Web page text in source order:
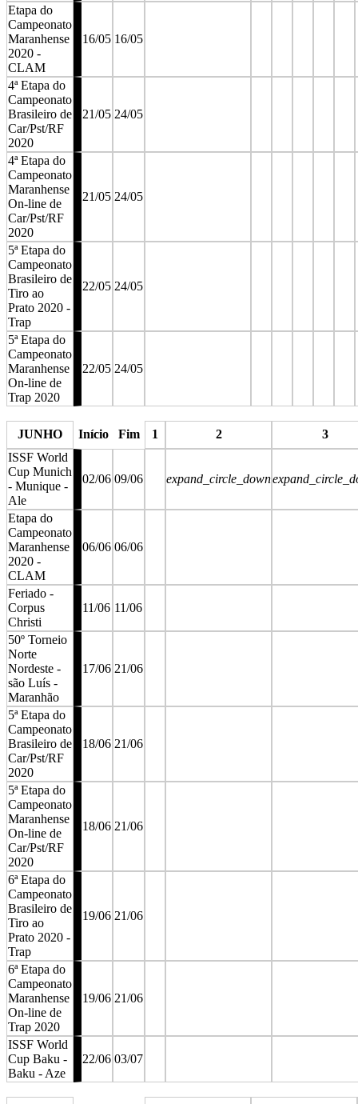
Etapa do
Campeonato
Maranhense
2020 -
CLAM
16/05 16/05
4ª Etapa do
Campeonato
Brasileiro de
Car/Pst/RF
2020
21/05 24/05
4ª Etapa do
Campeonato
Maranhense
On-line de
Car/Pst/RF
2020
21/05 24/05
5ª Etapa do
Campeonato
Brasileiro de
Tiro ao
Prato 2020 -
Trap
22/05 24/05
5ª Etapa do
Campeonato
Maranhense
On-line de
Trap 2020
22/05 24/05
JUNHO
Início Fim 1 2
3
ISSF World
Cup Munich
- Munique -
Ale
02/06 09/06 expand_circle_down
Etapa do
Campeonato
Maranhense
2020 -
CLAM
06/06 06/06
Feriado -
Corpus
Christi
11/06 11/06
50º Torneio
Norte
Nordeste -
são Luís -
Maranhão
17/06 21/06
5ª Etapa do
Campeonato
Brasileiro de
Car/Pst/RF
2020
18/06 21/06
5ª Etapa do
Campeonato
Maranhense
On-line de
Car/Pst/RF
2020
18/06 21/06
6ª Etapa do
Campeonato
Brasileiro de
Tiro ao
Prato 2020 -
Trap
19/06 21/06
6ª Etapa do
Campeonato
Maranhense
On-line de
Trap 2020
19/06 21/06
ISSF World
Cup Baku -
Baku - Aze
22/06 03/07